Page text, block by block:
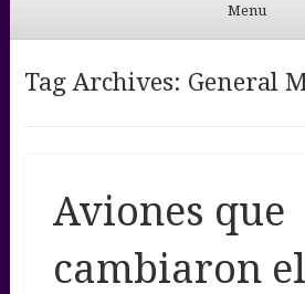
Menu
Tag Archives: General
Aviones que
cambiaron